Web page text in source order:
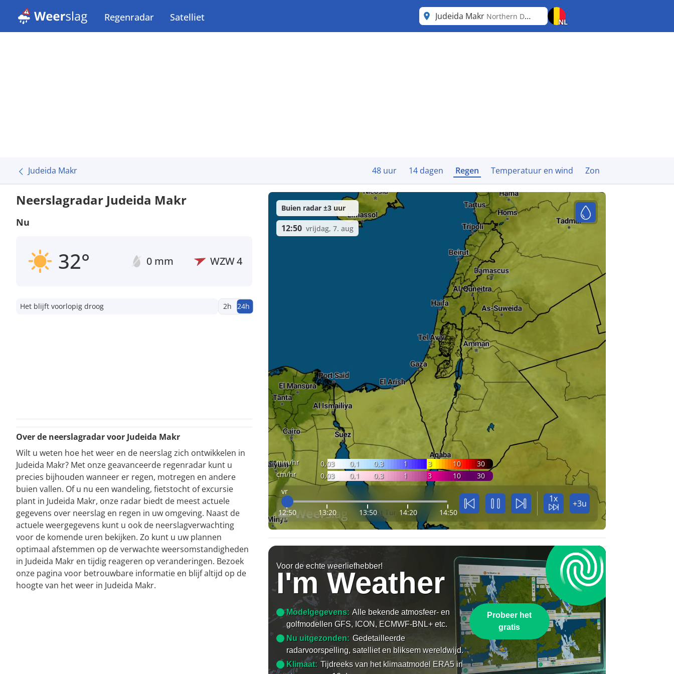
Regenradar Satelliet Judeida Makr Northern District
NL
Judeida Makr 48 uur 14 dagen Regen Temperatuur en wind Zon
Neerslagradar Judeida Makr
Nu
32° 0 mm WZW4
Het blijft voorlopig droog 2h 24h
Over de neerslagradar voor Judeida Makr
Wilt u weten hoe het weer en de neerslag zich ontwikkelen in
Judeida Makr? Met onze geavanceerde regenradar kunt u
precies bijhouden wanneer er regen, motregen en andere
buien vallen. Of u nu een wandeling, fietstocht of excursie
plant in Judeida Makr, onze radar biedt de meest actuele
gegevens over neerslag en regen in uw omgeving. Naast de
actuele weergegevens kunt u ook de neerslagverwachting
voor de komende uren bekijken. Zo kunt u uw plannen
optimaal afstemmen op de verwachte weersomstandigheden
in Judeida Makr en tijdig reageren op veranderingen. Bezoek
onze pagina voor betrouwbare informatie en blijf altijd op de
hoogte van het weer in Judeida Makr.
mm/hr 0,03 0,1 0,3 1 3 10
30
cm/hr
0,03 0,1 0,3 1 3 10
30
vr
12:50 13:20 13:50 14:20 14:50
1x +3u
Buien radar ±3 uur
12:50 vrijdag, 7. aug
Voor de echte weerliefhebber!
I'm Weather
Modelgegevens: Alle bekende atmosfeer- en
golfmodellen GFS, ICON, ECMWF-BNL+ etc.
Nu uitgezonden: Gedetailleerde
radarvoorspelling, satelliet en bliksem wereldwijd.
Klimaat: Tijdreeks van het klimaatmodel ERA5 in
Probeer het
gratis